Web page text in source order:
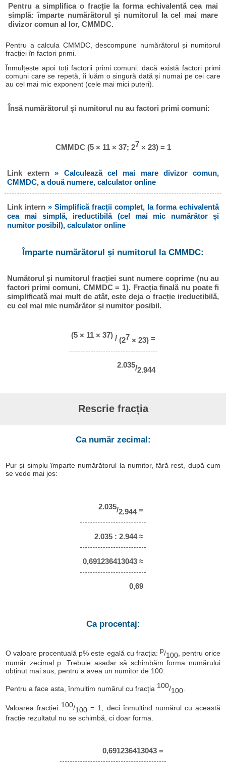
Pentru a simplifica o fracție la forma echivalentă cea mai
simplă: împarte numărătorul și numitorul la cel mai mare
divizor comun al lor, CMMDC.
Pentru a calcula CMMDC, descompune numărătorul și numitorul
fracției în factori primi.
Înmulțește apoi toți factorii primi comuni: dacă există factori primi
comuni care se repetă, îi luăm o singură dată și numai pe cei care
au cel mai mic exponent (cele mai mici puteri).
Însă numărătorul și numitorul nu au factori primi comuni:
CMMDC (5 × 11 × 37; 27 × 23) = 1
Link extern» Calculează cel mai mare divizor comun,
CMMDC, a două numere, calculator online
Link intern » Simplifică fracții complet, la forma echivalentă
cea mai simplă, ireductibilă (cel mai mic numărător și
numitor posibil), calculator online
Împarte numărătorul și numitorul la CMMDC:
Numătorul și numitorul fracției sunt numere coprime (nu au
factori primi comuni, CMMDC = 1). Fracția finală nu poate fi
simplificată mai mult de atât, este deja o fracție ireductibilă,
cu cel mai mic numărător și numitor posibil.
(5 × 11 × 37)/ (27 × 23)=
2.035/2.944
Rescrie fracția
Ca număr zecimal:
Pur și simplu împarte numărătorul la numitor, fără rest, după cum
se vede mai jos:
2.035/2.944 =
2.035 : 2.944 ≈
0,691236413043 ≈
0,69
Ca procentaj:
O valoare procentuală p% este egală cu fracția: p/100, pentru orice
număr zecimal p. Trebuie așadar să schimbăm forma numărului
obținut mai sus, pentru a avea un numitor de 100.
Pentru a face asta, înmulțim numărul cu fracția 100/100
Valoarea fracției 100/100 = 1, deci înmulțind numărul cu această
fracție rezultatul nu se schimbă, ci doar forma.
0,691236413043 =